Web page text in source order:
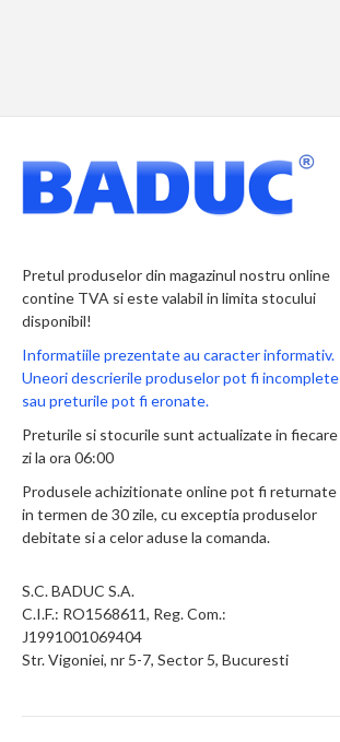
Pretul produselor din magazinul nostru online
contine TVA si este valabil in limita stocului
disponibil!
Informatiile prezentate au caracter informativ.
Uneori descrierile produselor pot fi incomplete
sau preturile pot fi eronate.
Preturile si stocurile sunt actualizate in fiecare
zi la ora 06:00
Produsele achizitionate online pot fi returnate
in termen de 30 zile, cu exceptia produselor
debitate si a celor aduse la comanda.
S.C. BADUC S.A.
C.I.F.: RO1568611, Reg. Com.:
J1991001069404
Str. Vigoniei, nr 5-7, Sector 5, Bucuresti